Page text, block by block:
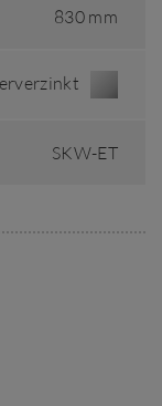
830 mm
SKW-ET